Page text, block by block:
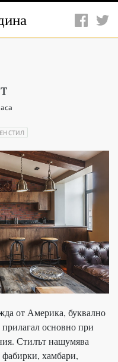
СТИЛ
от Америка, буквално
прилагал основно при
Стилът нашумява
фабирки, хамбари,